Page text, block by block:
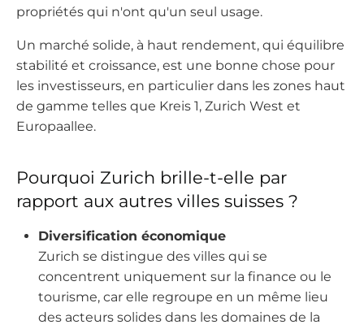
propriétés qui n'ont qu'un seul usage.
Un marché solide, à haut rendement, qui équilibre
stabilité et croissance, est une bonne chose pour
les investisseurs, en particulier dans les zones haut
de gamme telles que Kreis 1, Zurich West et
Europaallee.
Pourquoi Zurich brille-t-elle par
rapport aux autres villes suisses ?
Diversification économique
Zurich se distingue des villes qui se
concentrent uniquement sur la finance ou le
tourisme, car elle regroupe en un même lieu
des acteurs solides dans les domaines de la